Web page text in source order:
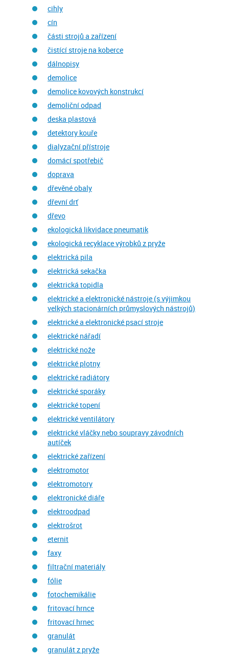
cihly
cín
části strojů a zařízení
čistící stroje na koberce
dálnopisy
demolice
demolice kovových konstrukcí
demoliční odpad
deska plastová
detektory kouře
dialyzační přístroje
domácí spotřebič
doprava
dřevěné obaly
dřevní drť
dřevo
ekologická likvidace pneumatik
ekologická recyklace výrobků z pryže
elektrická pila
elektrická sekačka
elektrická topidla
elektrické a elektronické nástroje (s výjimkou
velkých stacionárních průmyslových nástrojů)
elektrické a elektronické psací stroje
elektrické nářadí
elektrické nože
elektrické plotny
elektrické radiátory
elektrické sporáky
elektrické topení
elektrické ventilátory
elektrické vláčky nebo soupravy závodních
autíček
elektrické zařízení
elektromotor
elektromotory
elektronické diáře
elektroodpad
elektrošrot
eternit
faxy
filtrační materiály
fólie
fotochemikálie
fritovací hrnce
fritovací hrnec
granulát
granulát z pryže